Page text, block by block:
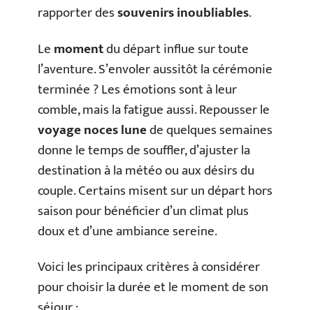
rapporter dessouvenirs inoubliables.
Lemomentdu départ influe sur toute
l’aventure. S’envoler aussitôt la cérémonie
terminée ? Les émotions sont à leur
comble, mais la fatigue aussi. Repousser le
voyage noces lunede quelques semaines
donne le temps de souffler, d’ajuster la
destination à la météo ou aux désirs du
couple. Certains misent sur un départ hors
saison pour bénéficier d’un climat plus
doux et d’une ambiance sereine.
Voici les principaux critères à considérer
pour choisir la durée et le moment de son